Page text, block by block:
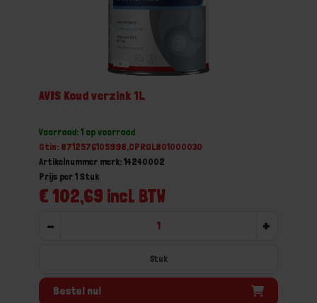
AVIS Koud verzink 1L
Voorraad: 1 op voorraad
Gtin: 8712576105998,CPROL801000030
Artikelnummer merk: 14240002
€ 102,69 incl. BTW
Prijs per 1 Stuk
- +
Stuk
Bestel nu!